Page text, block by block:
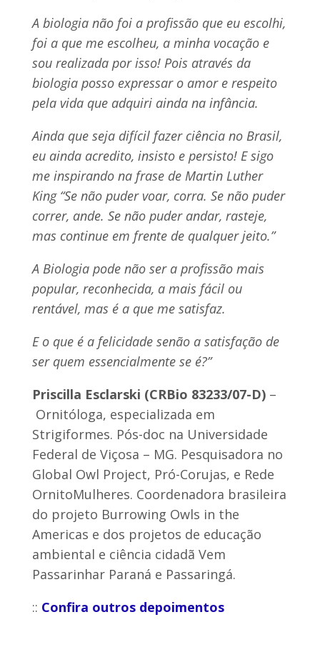
A biologia não foi a profissão que eu escolhi,
foi a que me escolheu, a minha vocação e
sou realizada por isso! Pois através da
biologia posso expressar o amor e respeito
pela vida que adquiri ainda na infância.
Ainda que seja difícil fazer ciência no Brasil,
eu ainda acredito, insisto e persisto! E sigo
me inspirando na frase de Martin Luther
King “Se não puder voar, corra. Se não puder
correr, ande. Se não puder andar, rasteje,
mas continue em frente de qualquer jeito.”
A Biologia pode não ser a profissão mais
popular, reconhecida, a mais fácil ou
rentável, mas é a que me satisfaz.
E o que é a felicidade senão a satisfação de
ser quem essencialmente se é?”
Priscilla Esclarski (CRBio 83233/07-D) –
Ornitóloga, especializada em
Strigiformes. Pós-doc na Universidade
Federal de Viçosa – MG. Pesquisadora no
Global Owl Project, Pró-Corujas, e Rede
OrnitoMulheres. Coordenadora brasileira
do projeto Burrowing Owls in the
Americas e dos projetos de educação
ambiental e ciência cidadã Vem
Passarinhar Paraná e Passaringá.
:: Confira outros depoimentos